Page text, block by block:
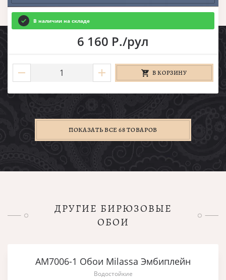
В наличии на складе
6 160 Р./рул
В КОРЗИНУ
ПОКАЗАТЬ ВСЕ 68 ТОВАРОВ
ДРУГИЕ БИРЮЗОВЫЕ
ОБОИ
AM7006-1 Обои Milassa Эмбиплейн
Водостойкие